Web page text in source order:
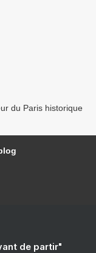
du Paris historique
de partir"